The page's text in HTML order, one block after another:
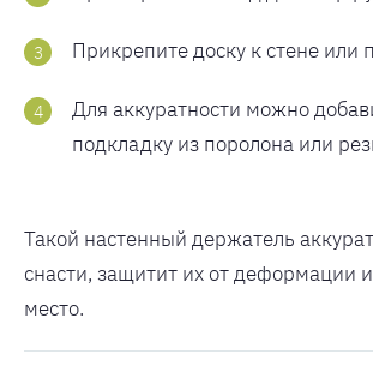
Прикрепите доску к стене или
Для аккуратности можно
подкладку из поролона или
Такой настенный держатель
снасти, защитит их от деформации
место.